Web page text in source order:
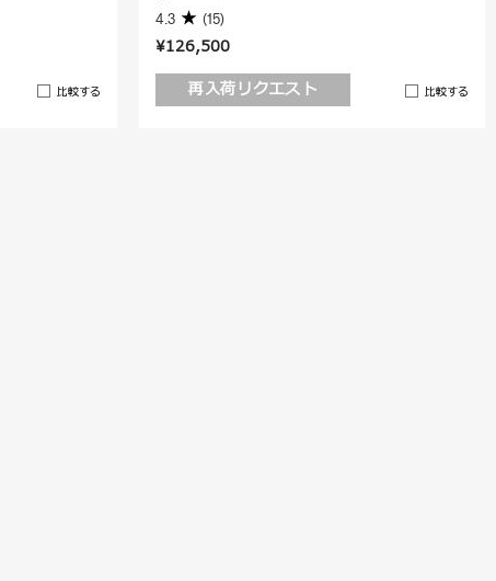
比較する
¥126,500
再入荷リクエスト
比較する
4.3 (15)